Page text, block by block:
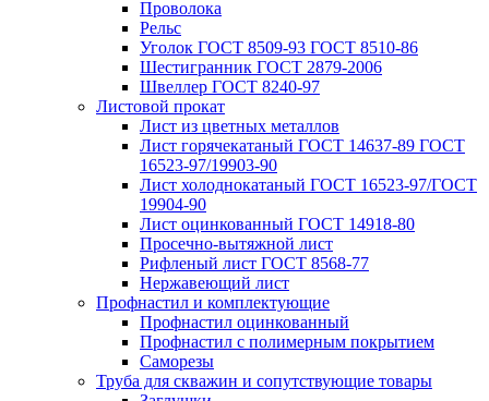
Проволока
Рельс
Уголок ГОСТ 8509-93 ГОСТ 8510-86
Шестигранник ГОСТ 2879-2006
Швеллер ГОСТ 8240-97
Листовой прокат
Лист из цветных металлов
Лист горячекатаный ГОСТ 14637-89 ГОСТ
16523-97/19903-90
Лист холоднокатаный ГОСТ 16523-97/ГОСТ
19904-90
Лист оцинкованный ГОСТ 14918-80
Просечно-вытяжной лист
Рифленый лист ГОСТ 8568-77
Нержавеющий лист
Профнастил и комплектующие
Профнастил оцинкованный
Профнастил с полимерным покрытием
Саморезы
Труба для скважин и сопутствующие товары